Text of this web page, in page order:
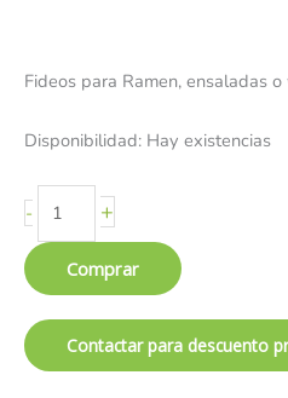
Fideos para Ramen, ensaladas o
Disponibilidad: Hay existencias
- +
Comprar
Contactar para descuento